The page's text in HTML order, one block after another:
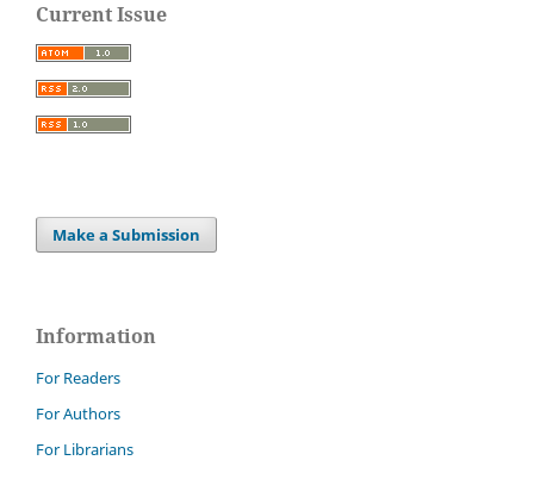
Current Issue
Make a Submission
Information
For Readers
For Authors
For Librarians